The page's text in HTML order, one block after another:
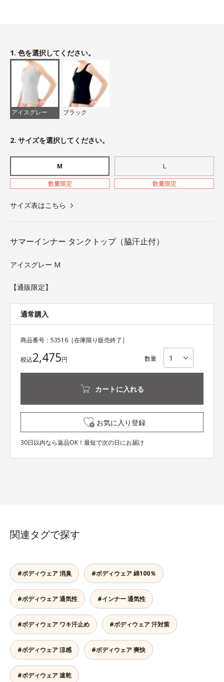
1. 色を選択してください。
アイスグレー ブラック
2. サイズを選択してください。
M
数量限定
L
数量限定
サイズ表はこちら
サマーインナー タンクトップ（脇汗止付）
アイスグレー M
【通販限定】
通常購入
商品番号： 53516 ［在庫限り販売終了］
税込2,475円 数量
カートに入れる
お気に入り登録
30日以内なら返品OK！最短で次の日にお届け
関連タグで探す
#ボディウェア 消臭 #ボディウェア 綿100％
#ボディウェア 通気性 #インナー 通気性
#ボディウェア ワキ汗止め #ボディウェア 汗対策
#ボディウェア 涼感 #ボディウェア 爽快
#ボディウェア 速乾